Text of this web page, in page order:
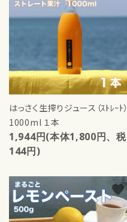
はっさく生搾りジュース（ｽﾄﾚｰﾄ）
1000ml １本
1,944円(本体1,800円、税
144円)
favorite